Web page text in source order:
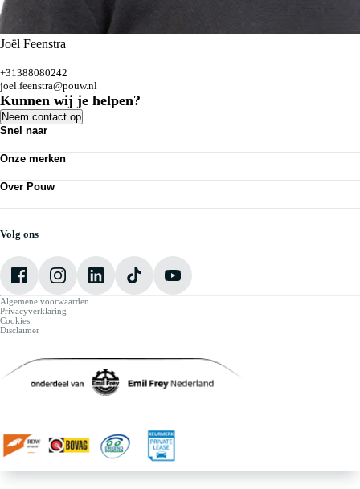
Joël Feenstra
+31388080242
joel.feenstra@pouw.nl
Kunnen wij je helpen?
Neem contact op
Snel naar
Bedrijfswagens
Nieuws
Vestigingen
Onze merken
Audi
VW Bedrijfswagens
Over Pouw
Over Pouw
Vacatures
Volg ons
Algemene voorwaarden
Privacyverklaring
Cookies
Disclaimer